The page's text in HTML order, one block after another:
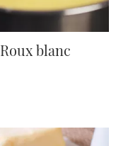
Roux blanc